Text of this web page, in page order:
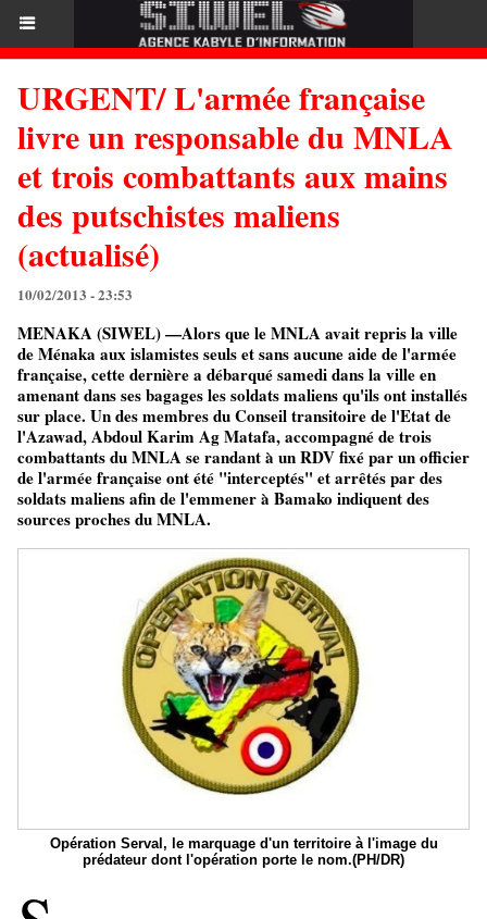
URGENT/ L'armée française
livre un responsable du MNLA
et trois combattants aux mains
des putschistes maliens
(actualisé)
10/02/2013 - 23:53
MENAKA (SIWEL) —Alors que le MNLA avait repris la ville
de Ménaka aux islamistes seuls et sans aucune aide de l'armée
française, cette dernière a débarqué samedi dans la ville en
amenant dans ses bagages les soldats maliens qu'ils ont installés
sur place. Un des membres du Conseil transitoire de l'Etat de
l'Azawad, Abdoul Karim Ag Matafa, accompagné de trois
combattants du MNLA se randant à un RDV fixé par un officier
de l'armée française ont été "interceptés" et arrêtés par des
soldats maliens afin de l'emmener à Bamako indiquent des
sources proches du MNLA.
Opération Serval, le marquage d'un territoire à l'image du
prédateur dont l'opération porte le nom.(PH/DR)